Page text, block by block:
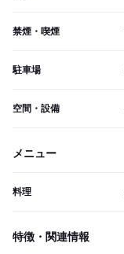
禁煙・喫煙
駐車場
空間・設備
メニュー
料理
特徴・関連情報